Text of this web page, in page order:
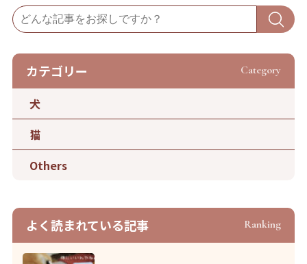
カテゴリー Category
犬
猫
Others
よく読まれている記事 Ranking